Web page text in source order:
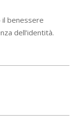
il benessere
dell’identità.